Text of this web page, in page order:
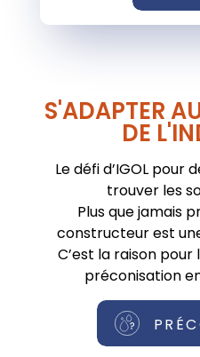
S'ADAPTER
DE
Le défi d’IGOL pour
trouver les
Plus que jamais
constructeur est
C’est la raison
préconisation